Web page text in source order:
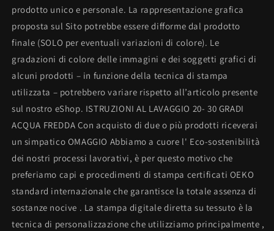
prodotto unico e personale. La rappresentazione grafica
proposta sul Sito potrebbe essere difforme dal prodotto
finale (SOLO per eventuali variazioni di colore). Le
gradazioni di colore delle immagini e dei soggetti grafici di
alcuni prodotti – in funzione della tecnica di stampa
utilizzata – potrebbero variare rispetto all’articolo presente
sul nostro eShop. ISTRUZIONI AL LAVAGGIO 20- 30 GRADI
ACQUA FREDDA Con acquisto di due o più prodotti riceverai
un simpatico OMAGGIO Abbiamo a cuore l' Eco-sostenibilità
dei nostri processi lavorativi, è per questo motivo che
preferiamo capi e procedimenti di stampa certificati OEKO
standard internazionale che garantisce la totale assenza di
sostanze nocive . La stampa digitale diretta su tessuto è la
tecnica di personalizzazione che utilizziamo principalmente ,